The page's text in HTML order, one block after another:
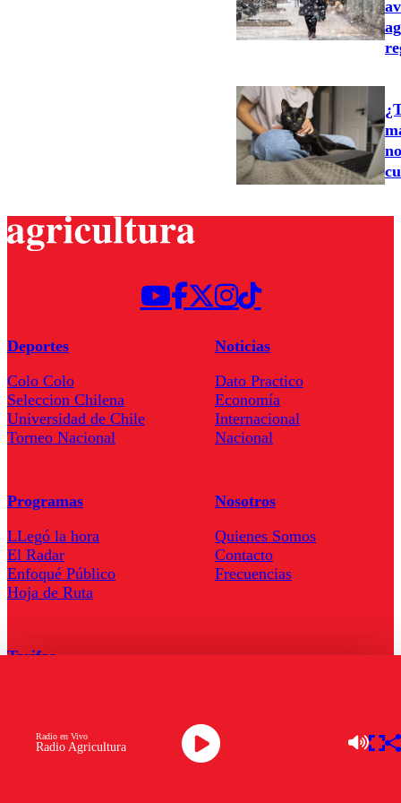
Radio Agricultura
Radio en Vivo
Deportes
Colo Colo
Seleccion Chilena
Universidad de Chile
Torneo Nacional
Noticias
Dato Practico
Economía
Internacional
Nacional
Programas
LLegó la hora
El Radar
Enfoqué Público
Hoja de Ruta
Nosotros
Quienes Somos
Contacto
Frecuencias
Tarifas